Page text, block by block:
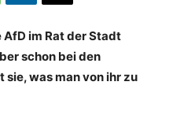
im Rat der Stadt
schon bei den
was man von ihr zu